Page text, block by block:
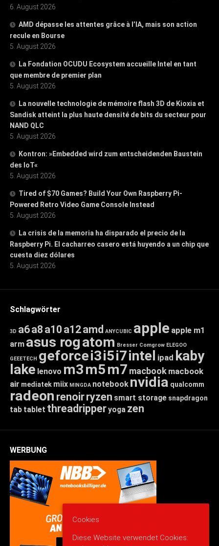
6. August 2026
AMD dépasse les attentes grâce à l’IA, mais son action
recule en Bourse
5. August 2026
La Fondation OCUDU Ecosystem accueille Intel en tant
que membre de premier plan
5. August 2026
La nouvelle technologie de mémoire flash 3D de Kioxia et
Sandisk atteint la plus haute densité de bits du secteur pour
NAND QLC
5. August 2026
Kontron: »Embedded wird zum entscheidenden Baustein
des IoT«
5. August 2026
Tired of $70 Games? Build Your Own Raspberry Pi-
Powered Retro Video Game Console Instead
5. August 2026
La crisis de la memoria ha disparado el precio de la
Raspberry Pi. El cacharreo casero está huyendo a un chip que
cuesta diez dólares
5. August 2026
Schlagwörter
3D a6a8 a10 a12amd ANYCUBIC apple apple m1
arm asus rogatom Bresser Comgrow ELEGOO
GEEETECH geforcei3i5i7intel ipad kaby
lake lenovo m3m5m7 macbook macbook
air mediatek miix MINGDA notebook nvidia qualcomm
radeon renoirryzen smart storage snapdragon
tab tablet threadripperyoga zen
WERBUNG
Cookies
Diese Website verwendet Cookies: